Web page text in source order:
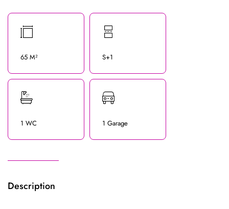
65 M² S+1
1 WC 1 Garage
Description